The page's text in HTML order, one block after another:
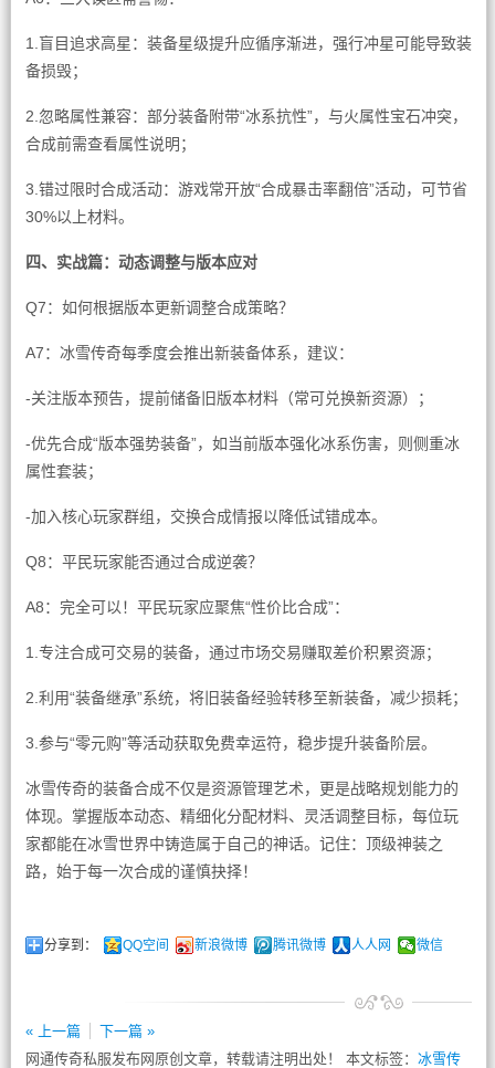
1.盲目追求高星：装备星级提升应循序渐进，强行冲星可能导致装
备损毁；
2.忽略属性兼容：部分装备附带“冰系抗性”，与火属性宝石冲突，
合成前需查看属性说明；
3.错过限时合成活动：游戏常开放“合成暴击率翻倍”活动，可节省
30%以上材料。
四、实战篇：动态调整与版本应对
Q7：如何根据版本更新调整合成策略？
A7：冰雪传奇每季度会推出新装备体系，建议：
-关注版本预告，提前储备旧版本材料（常可兑换新资源）；
-优先合成“版本强势装备”，如当前版本强化冰系伤害，则侧重冰
属性套装；
-加入核心玩家群组，交换合成情报以降低试错成本。
Q8：平民玩家能否通过合成逆袭？
A8：完全可以！平民玩家应聚焦“性价比合成”：
1.专注合成可交易的装备，通过市场交易赚取差价积累资源；
2.利用“装备继承”系统，将旧装备经验转移至新装备，减少损耗；
3.参与“零元购”等活动获取免费幸运符，稳步提升装备阶层。
冰雪传奇的装备合成不仅是资源管理艺术，更是战略规划能力的
体现。掌握版本动态、精细化分配材料、灵活调整目标，每位玩
家都能在冰雪世界中铸造属于自己的神话。记住：顶级神装之
路，始于每一次合成的谨慎抉择！
分享到： QQ空间 新浪微博 腾讯微博 人人网 微信
« 上一篇
下一篇 »
网通传奇私服发布网原创文章，转载请注明出处！ 本文标签： 冰雪传